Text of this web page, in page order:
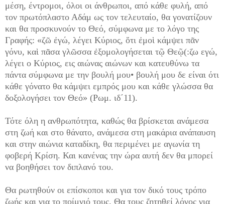
μέση, έντρομοι, όλοι οι άνθρωποι, από κάθε φυλή, από
τον πρωτόπλαστο Αδάμ ως τον τελευταίο, θα γονατίζουν
και θα προσκυνούν το Θεό, σύμφωνα με το λόγο της
Γραφής: «ζῶ ἐγώ, λέγει Κύριος, ὅτι ἐμοὶ κάμψει πᾶν
γόνυ, καὶ πᾶσα γλῶσσα ἐξομολογήσεται τῷ Θεῷ(:ζω εγώ,
λέγει ο Κύριος, εις αιώνας αιώνων και κατευθύνω τα
πάντα σύμφωνα με την βουλή μου• βουλή μου δε είναι ότι
κάθε γόνατο θα κάμψει εμπρός μου και κάθε γλώσσα θα
δοξολογήσει τον Θεό» (Ρωμ. ιδ΄11).
Τότε όλη η ανθρωπότητα, καθώς θα βρίσκεται ανάμεσα
στη ζωή και στο θάνατο, ανάμεσα στη μακάρια ανάπαυση
και στην αιώνια καταδίκη, θα περιμένει με αγωνία τη
φοβερή Κρίση. Και κανένας την ώρα αυτή δεν θα μπορεί
να βοηθήσει τον διπλανό του.
Θα ρωτηθούν οι επίσκοποι και για τον δικό τους τρόπο
ζωής και για το ποίμνιό τους. Θα τους ζητηθεί λόγος για